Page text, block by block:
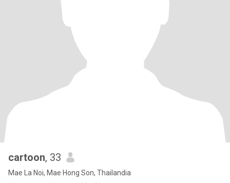
cartoon, 33
Mae La Noi, Mae Hong Son, Thailandia